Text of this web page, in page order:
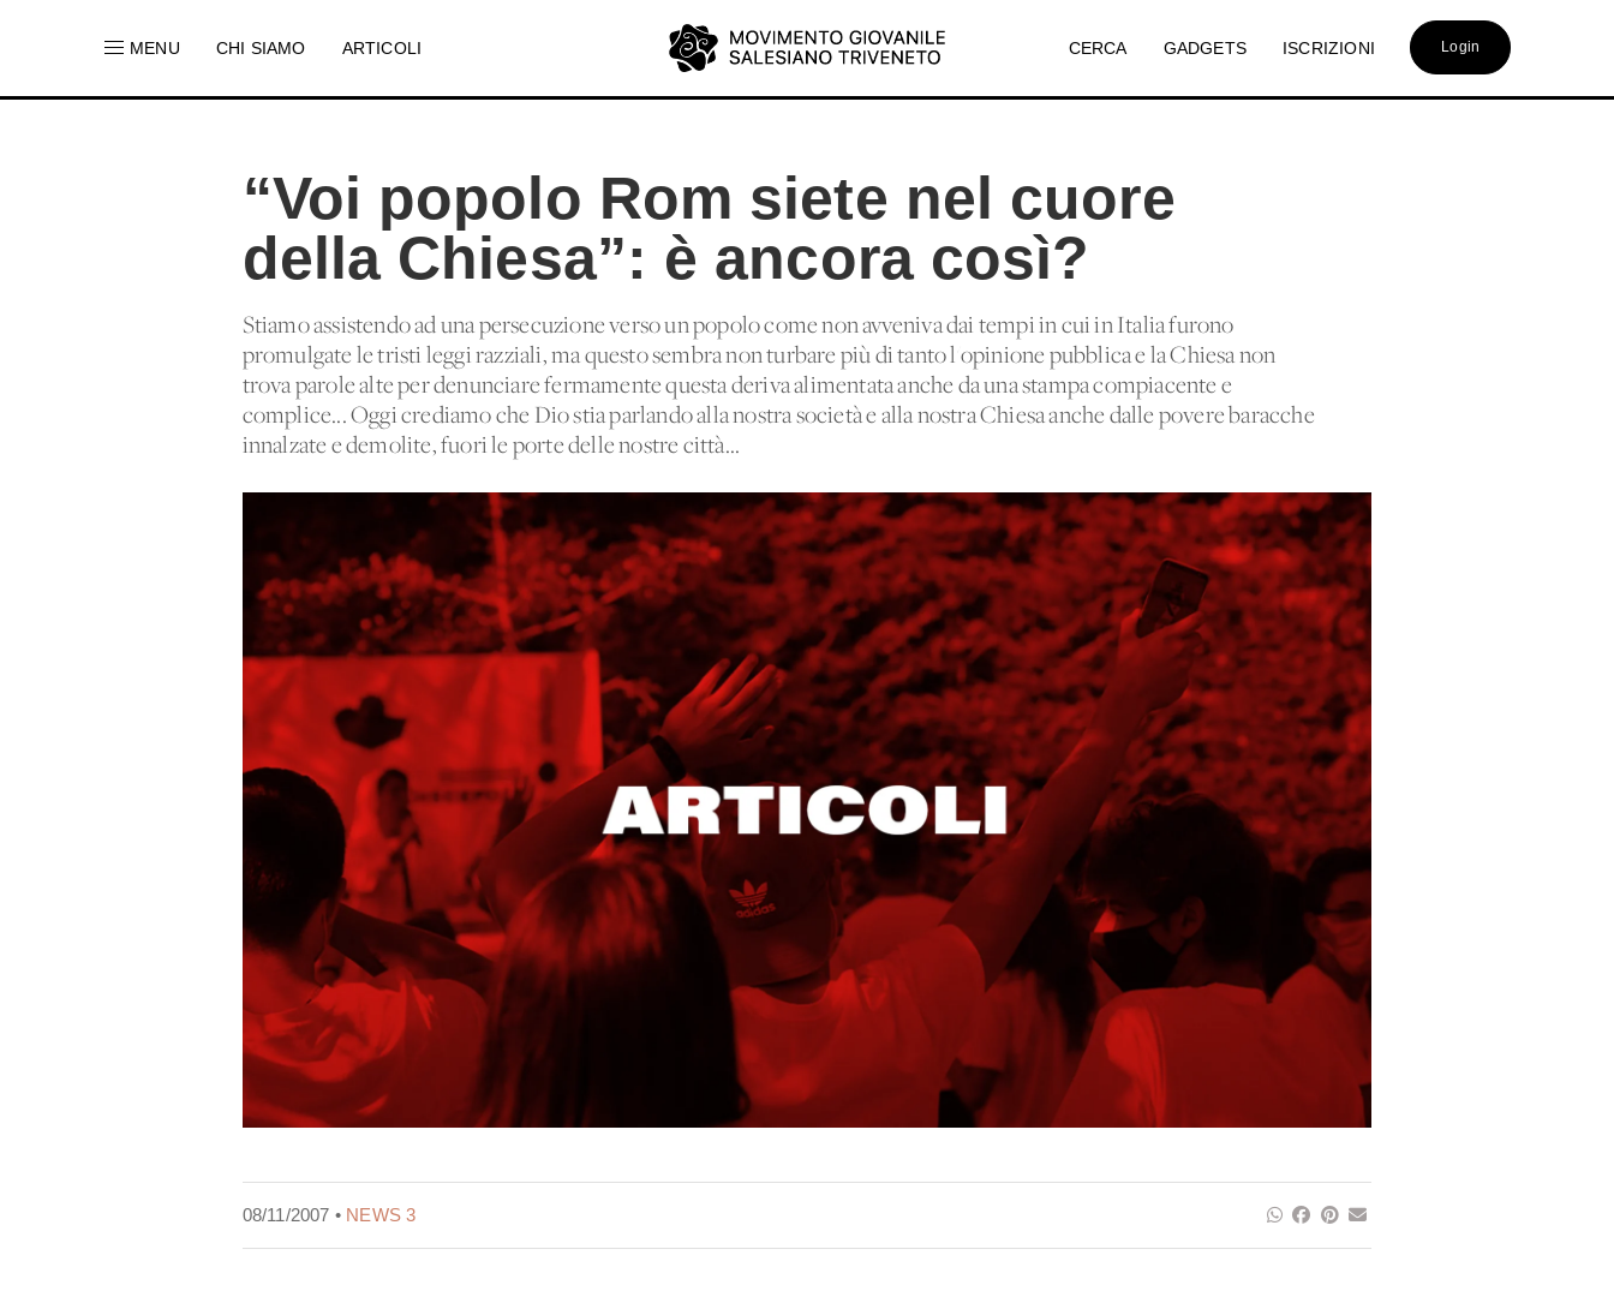
MENU CHI SIAMO ARTICOLI CERCA GADGETS ISCRIZIONI Login
“Voi popolo Rom siete nel cuore
della Chiesa”: è ancora così?
Stiamo assistendo ad una persecuzione verso un popolo come non avveniva dai tempi in cui in Italia furono
promulgate le tristi leggi razziali, ma questo sembra non turbare più di tanto l'opinione pubblica e la Chiesa non
trova parole alte per denunciare fermamente questa deriva alimentata anche da una stampa compiacente e
complice... Oggi crediamo che Dio stia parlando alla nostra società e alla nostra Chiesa anche dalle povere baracche
innalzate e demolite, fuori le porte delle nostre città...
08/11/2007 • NEWS 3